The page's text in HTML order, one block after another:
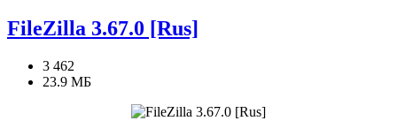
FileZilla 3.67.0 [Rus]
3 462
23.9 МБ